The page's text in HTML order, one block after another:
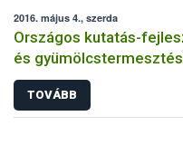
2016. május 4., szerda
Országos kutatás-
és
TOVÁBB